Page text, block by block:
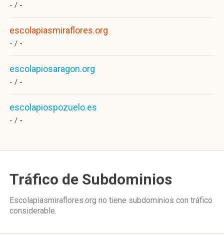
- / -
escolapiasmiraflores.org
- / -
escolapiosaragon.org
- / -
escolapiospozuelo.es
- / -
Tráfico de Subdominios
Escolapiasmiraflores.org no tiene subdominios con tráfico
considerable.